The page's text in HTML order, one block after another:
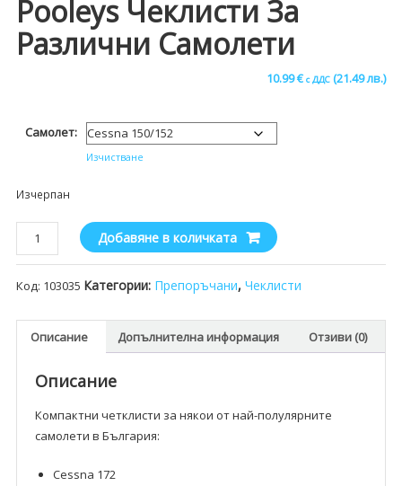
Pooleys Чеклисти За
Различни Самолети
10.99€ с ДДС (21.49 лв.)
Самолет:
Изчистване
Изчерпан
количество
за
чеклисти
различни
Добавяне в количката
Код: 103035 Категории: Препоръчани, Чеклисти
Описание Допълнителна информация Отзиви (0)
Описание
Компактни четклисти за някои от най-полулярните
самолети в България:
Cessna 172